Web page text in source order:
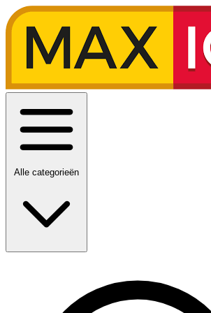
Alle categorieën